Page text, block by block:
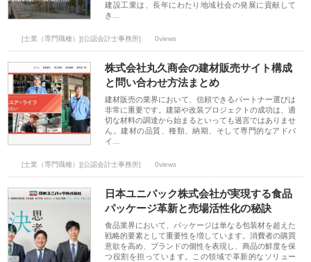
建設工業は、長年にわたり地域社会の発展に貢献して
き…
[士業（専門職種）][公認会計士事務所] 0views
株式会社丸久商会の建材販売サイト構成
と問い合わせ方法まとめ
建材販売の業界において、信頼できるパートナー選びは
非常に重要です。建築や改装プロジェクトの成功は、適
切な材料の調達から始まるといっても過言ではありませ
ん。建材の品質、種類、納期、そして専門的なアドバ
イ…
[士業（専門職種）][公認会計士事務所] 0views
日本ユニパック株式会社が実現する食品
パッケージ革新と売場活性化の秘訣
食品業界において、パッケージは単なる包装材を超えた
戦略的要素として重要性を増しています。消費者の購買
意欲を高め、ブランドの個性を表現し、商品の鮮度を保
つ役割を担っています。この領域で革新的なソリュー